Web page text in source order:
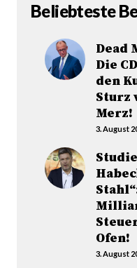
Beliebteste
Dead
Die
den
Sturz
Merz!
3. August
Ofen!
3. August